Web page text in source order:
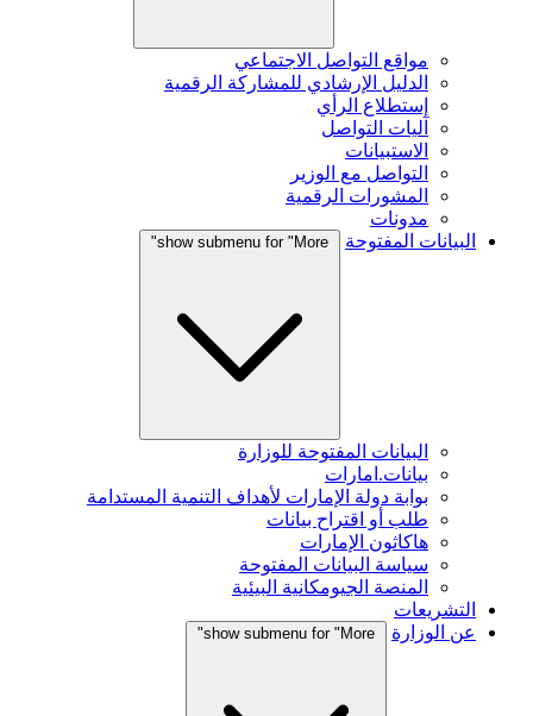
مواقع التواصل الاجتماعي
الدليل الإرشادي للمشاركة الرقمية
إستطلاع الرأي
آليات التواصل
الاستبيانات
التواصل مع الوزير
المشورات الرقمية
مدونات
البيانات المفتوحة
show submenu for "More"
البيانات المفتوحة للوزارة
بيانات.امارات
بوابة دولة الإمارات لأهداف التنمية المستدامة
طلب أو اقتراح بيانات
هاكاثون الإمارات
سياسة البيانات المفتوحة
المنصة الجيومكانية البيئية
التشريعات
عن الوزارة
show submenu for "More"